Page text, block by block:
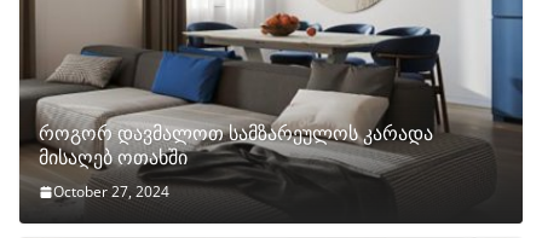
როგორ დავმალოთ სამზარეულოს კარადა
მისაღებ ოთახში
October 27, 2024